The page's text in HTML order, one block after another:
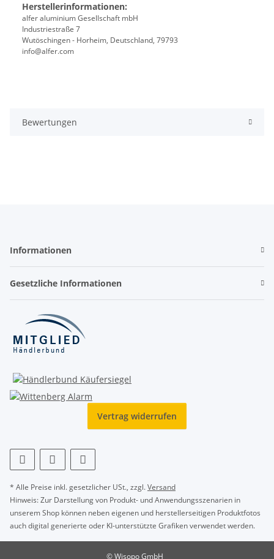
Herstellerinformationen:
alfer aluminium Gesellschaft mbH
Industriestraße 7
Wutöschingen - Horheim, Deutschland, 79793
info@alfer.com
Bewertungen
Informationen
Gesetzliche Informationen
Vertrag widerrufen
* Alle Preise inkl. gesetzlicher USt., zzgl.Versand
Hinweis: Zur Darstellung von Produkt- und Anwendungsszenarien in
unserem Shop können neben eigenen und herstellerseitigen Produktfotos
auch digital generierte oder KI-unterstützte Grafiken verwendet werden.
© Wisopo GmbH